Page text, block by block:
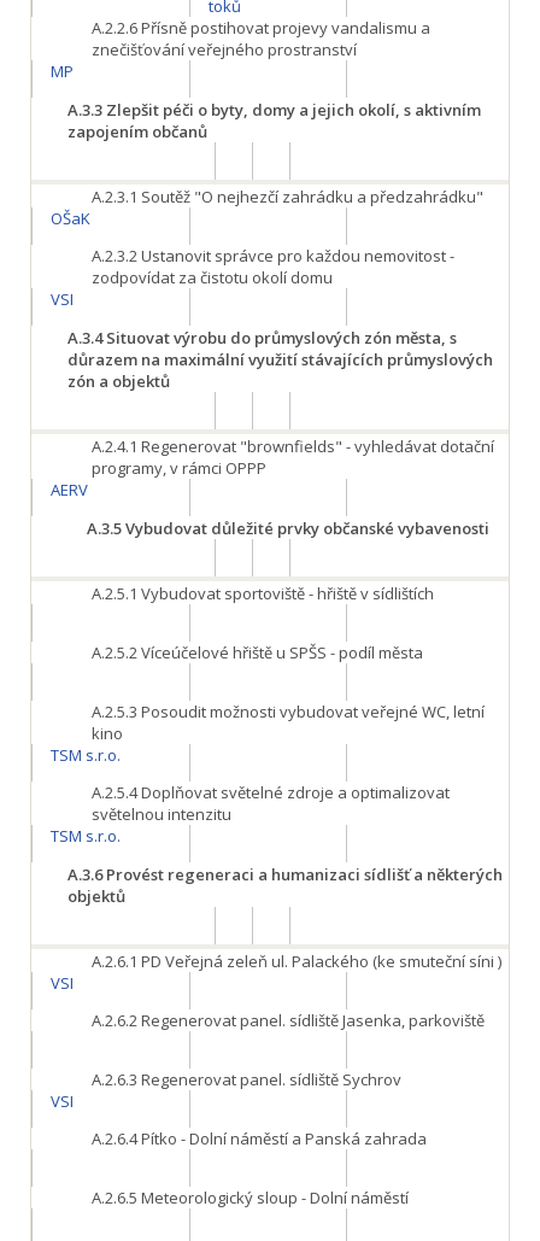
toků
A.2.2.6Přísně postihovat projevy vandalismu a
znečišťování veřejného prostranství
MP
A.3.3 Zlepšit péči o byty, domy a jejich okolí, s aktivním
zapojením občanů
A.2.3.1 Soutěž "O nejhezčí zahrádku a předzahrádku"
OŠaK
A.2.3.2Ustanovit správce pro každou nemovitost -
zodpovídat za čistotu okolí domu
VSI
A.3.4Situovat výrobu do průmyslových zón města, s
důrazem na maximální využití stávajících průmyslových
zón a objektů
A.2.4.1 Regenerovat "brownfields" - vyhledávat dotační
programy, v rámci OPPP
AERV
A.3.5Vybudovat důležité prvky občanské vybavenosti
A.2.5.1 Vybudovat sportoviště - hřiště v sídlištích
A.2.5.2Víceúčelové hřiště u SPŠS - podíl města
A.2.5.3 Posoudit možnosti vybudovat veřejné WC, letní
kino
TSM s.r.o.
A.2.5.4Doplňovat světelné zdroje a optimalizovat
světelnou intenzitu
TSM s.r.o.
A.3.6Provést regeneraci a humanizaci sídlišť a některých
objektů
A.2.6.1 PD Veřejná zeleň ul. Palackého (ke smuteční síni )
VSI
A.2.6.2Regenerovat panel. sídliště Jasenka, parkoviště
A.2.6.3 Regenerovat panel. sídliště Sychrov
VSI
A.2.6.4Pítko - Dolní náměstí a Panská zahrada
A.2.6.5 Meteorologický sloup - Dolní náměstí